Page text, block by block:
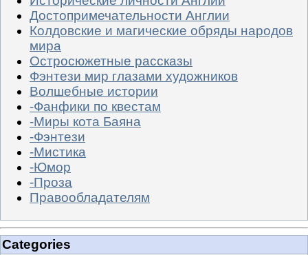
Достопримечательности Англии
Колдовские и магические обряды народов
мира
Остросюжетные рассказы
Фэнтези мир глазами художников
Волшебные истории
-Фанфики по квестам
-Миры кота Баяна
-Фэнтези
-Мистика
-Юмор
-Проза
Правообладателям
Categories